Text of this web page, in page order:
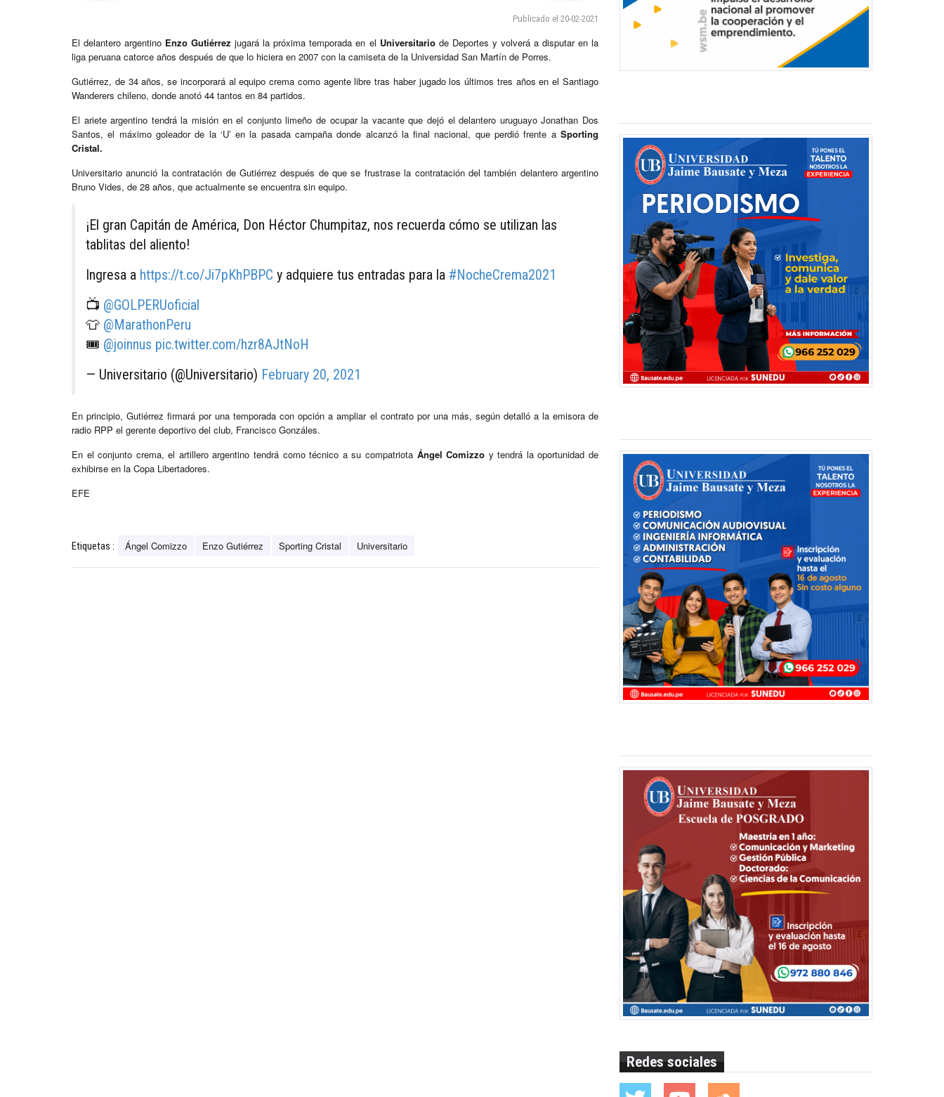
Publicado el 20-02-2021
El delantero argentino Enzo Gutiérrez jugará la próxima temporada en el Universitariode Deportes y volverá a disputar en la
liga peruana catorce años después de que lo hiciera en 2007 con la camiseta de la Universidad San Martín de Porres.
Gutiérrez, de 34 años, se incorporará al equipo crema como agente libre tras haber jugado los últimos tres años en el Santiago
Wanderers chileno, donde anotó 44 tantos en 84 partidos.
El ariete argentino tendrá la misión en el conjunto limeño de ocupar la vacante que dejó el delantero uruguayo Jonathan Dos
Santos, el máximo goleador de la ‘U’ en la pasada campaña donde alcanzó la final nacional, que perdió frente a Sporting
Cristal.
Universitario anunció la contratación de Gutiérrez después de que se frustrase la contratación del también delantero argentino
Bruno Vides, de 28 años, que actualmente se encuentra sin equipo.
¡El gran Capitán de América, Don Héctor Chumpitaz, nos recuerda cómo se utilizan las
tablitas del aliento!
Ingresa a https://t.co/Ji7pKhPBPC y adquiere tus entradas para la #NocheCrema2021
📺 @GOLPERUoficial
👕 @MarathonPeru
🎟 @joinnus pic.twitter.com/hzr8AJtNoH
— Universitario (@Universitario) February 20, 2021
En principio, Gutiérrez firmará por una temporada con opción a ampliar el contrato por una más, según detalló a la emisora de
radio RPP el gerente deportivo del club, Francisco Gonzáles.
En el conjunto crema, el artillero argentino tendrá como técnico a su compatriota Ángel Comizzo y tendrá la oportunidad de
exhibirse en la Copa Libertadores.
EFE
Etiquetas : Ángel Comizzo Enzo Gutiérrez Sporting Cristal Universitario
Redes sociales